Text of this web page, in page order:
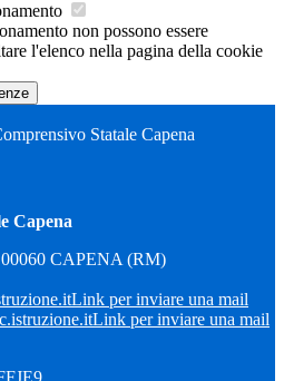
non possono essere
l'elenco nella pagina della cookie
Statale Capena
Capena
CAPENA (RM)
Link per inviare una mail
Link per inviare una mail